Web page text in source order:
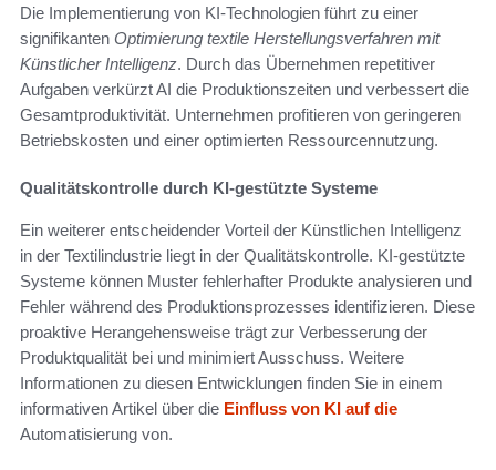
Die Implementierung von KI-Technologien führt zu einer
signifikanten Optimierung textile Herstellungsverfahren mit
Künstlicher Intelligenz. Durch das Übernehmen repetitiver
Aufgaben verkürzt AI die Produktionszeiten und verbessert die
Gesamtproduktivität. Unternehmen profitieren von geringeren
Betriebskosten und einer optimierten Ressourcennutzung.
Qualitätskontrolle durch KI-gestützte Systeme
Ein weiterer entscheidender Vorteil der Künstlichen Intelligenz
in der Textilindustrie liegt in der Qualitätskontrolle. KI-gestützte
Systeme können Muster fehlerhafter Produkte analysieren und
Fehler während des Produktionsprozesses identifizieren. Diese
proaktive Herangehensweise trägt zur Verbesserung der
Produktqualität bei und minimiert Ausschuss. Weitere
Informationen zu diesen Entwicklungen finden Sie in einem
informativen Artikel über die Einfluss von KI auf die
Automatisierung von.